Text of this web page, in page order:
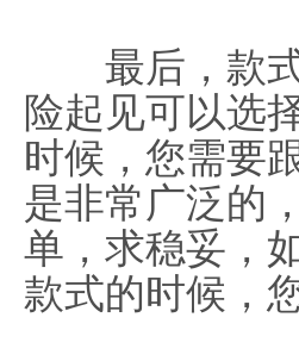
最后，款式
险起见可以选
时候，您需要
是非常广泛的
单，求稳妥，
款式的时候，